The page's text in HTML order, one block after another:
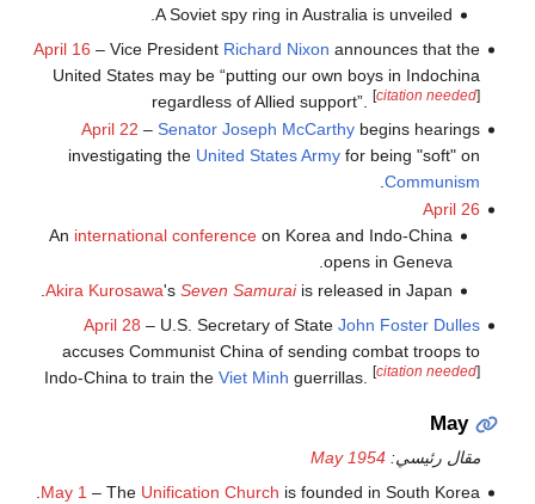
A Soviet spy ring in Australia is unveiled.
April 16 – Vice President Richard Nixon announces that the
United States may be “putting our own boys in Indochina
regardless of Allied support”.
[citation needed]
April 22 – Senator Joseph McCarthybegins hearings
investigating the United States Armyfor being "soft" on
Communism
April 26
An international conference on Korea and Indo-China
opens in Geneva.
Akira Kurosawa'sSeven Samuraiis released in Japan.
April 28 – U.S. Secretary of State John Foster Dulles
accuses Communist China of sending combat troops to
Indo-China to train the Viet Minh guerrillas. [citation needed]
May
مقال رئيسي:May 1954
May 1 – The Unification Church is founded in South Korea.